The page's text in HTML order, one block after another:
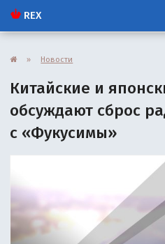
REX
» Новости
Китайские и
обсуждают сброс
с «Фукусимы»